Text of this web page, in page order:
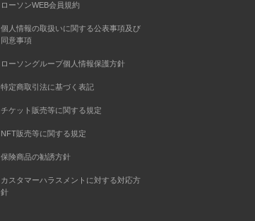
ローソンWEB会員規約
個人情報の取扱いに関する公表事項及び
同意事項
ローソングループ個人情報保護方針
特定商取引法に基づく表記
チケット販売等に関する規定
NFT販売等に関する規定
保険商品の勧誘方針
カスタマーハラスメントに対する対応方
針